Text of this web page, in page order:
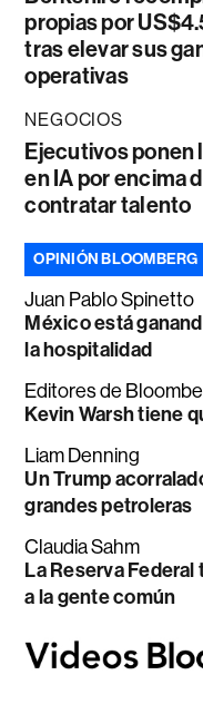
propias por
tras elevar sus
operativas
NEGOCIOS
Ejecutivos ponen
en IA por encima
contratar talento
OPINIÓN BLOOMBERG
Juan Pablo Spinetto
México está
la hospitalidad
Editores de
Kevin Warsh tiene
Liam Denning
Un Trump
grandes petroleras
Claudia Sahm
La Reserva
a la gente común